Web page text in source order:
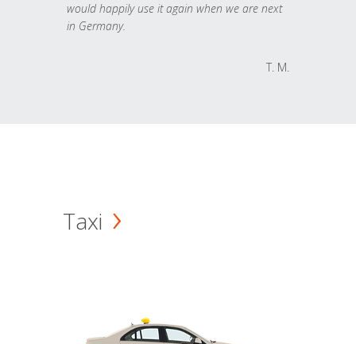
would happily use it again when we are next
in Germany.
T. M.
Taxi